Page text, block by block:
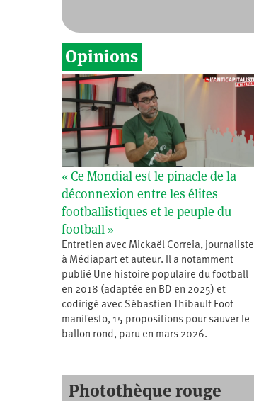
Opinions
« Ce Mondial est le pinacle de la
déconnexion entre les élites
footballistiques et le peuple du
football »
Entretien avec Mickaël Correia, journaliste
à Médiapart et auteur. Il a notamment
publié Une histoire populaire du football
en 2018 (adaptée en BD en 2025) et
codirigé avec Sébastien Thibault Foot
manifesto, 15 propositions pour sauver le
ballon rond, paru en mars 2026.
Photothèque rouge